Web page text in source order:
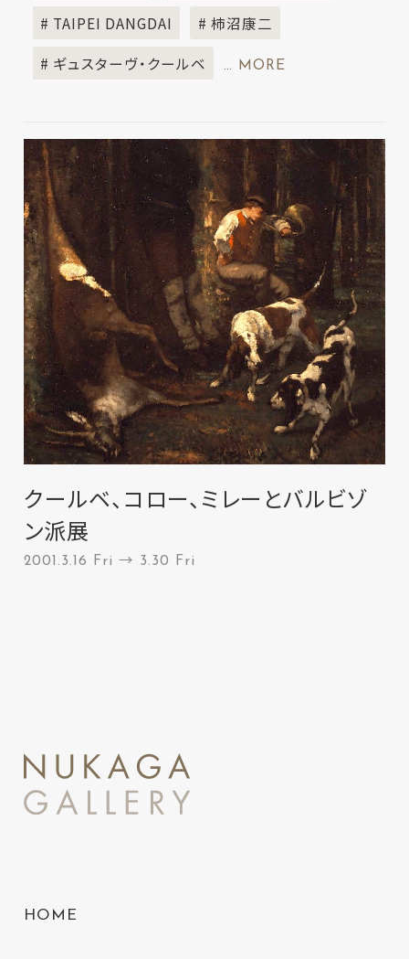
# TAIPEI DANGDAI # 柿沼康二
# ギュスターヴ・クールベ … MORE
クールベ、コロー、ミレーとバルビゾ
ン派展
2001.3.16 Fri → 3.30 Fri
HOME